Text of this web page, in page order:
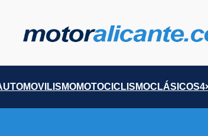
MOTOCICLISMOCLÁSICOS